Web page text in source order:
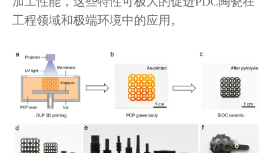
工程领域和极端环境中的应用。